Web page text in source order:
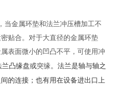
当金属环垫和法兰冲压槽加工不
贴合。对于大直径的金属环垫
表面微小的凹凸不平，可使用冲
凸缘盘或突缘。法兰是轴与轴之
的连接；也有用在设备进出口上